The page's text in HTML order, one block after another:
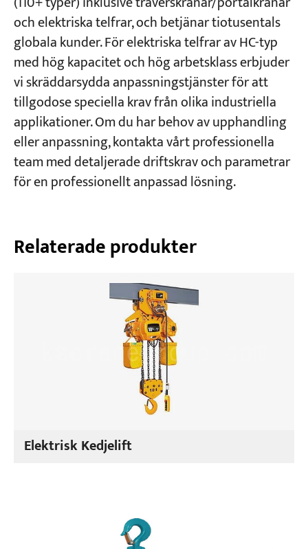
och elektriska telfrar, och betjänar tiotusentals
globala kunder. För elektriska telfrar av HC-typ
med hög kapacitet och hög arbetsklass erbjuder
vi skräddarsydda anpassningstjänster för att
tillgodose speciella krav från olika industriella
applikationer. Om du har behov av upphandling
eller anpassning, kontakta vårt professionella
team med detaljerade driftskrav och parametrar
för en professionellt anpassad lösning.
Relaterade produkter
Elektrisk Kedjelift